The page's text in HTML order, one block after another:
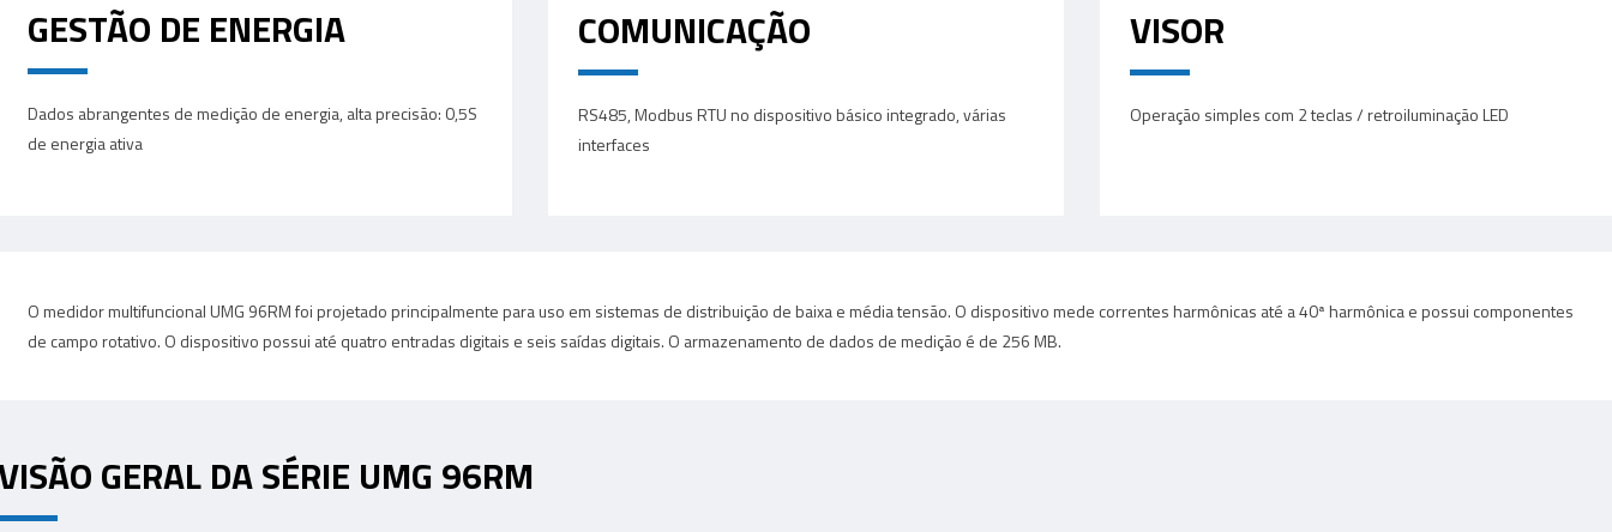
GESTÃO DE ENERGIA
Dados abrangentes de medição de energia, alta precisão: 0,5S
de energia ativa
COMUNICAÇÃO
RS485, Modbus RTU no dispositivo básico integrado, várias
interfaces
VISOR
Operação simples com 2 teclas / retroiluminação LED
O medidor multifuncional UMG 96RM foi projetado principalmente para uso em sistemas de distribuição de baixa e média tensão. O dispositivo mede correntes harmônicas até a 40ª harmônica e possui componentes
de campo rotativo. O dispositivo possui até quatro entradas digitais e seis saídas digitais. O armazenamento de dados de medição é de 256 MB.
GERAL DA SÉRIE UMG 96RM